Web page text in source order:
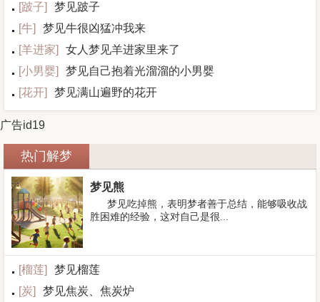
[跛子]
梦见跛子
[牛]
梦见牛很凶猛冲我来
[羊进家]
女人梦见羊进家里来了
[小男婴]
梦见自己抱着光溜溜的小男婴
[花开] 梦见满山遍野的花开
广告id19
热门解梦
梦见熊
梦见吃掉熊，表明梦者善于总结，能够吸收战
胜困难的经验，这对自己是很...
[榴莲]
梦见榴莲
[炭]
梦见焦炭、焦炭炉